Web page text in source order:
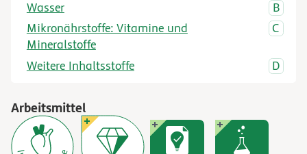
Wasser
Mikronährstoffe: Vitamine und
Mineralstoffe
Weitere Inhaltsstoffe
Arbeitsmittel